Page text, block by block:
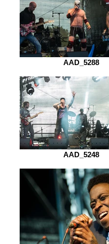
AAD_5288
AAD_5248